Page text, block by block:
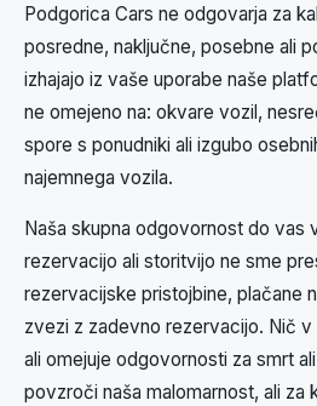
Podgorica Cars ne odgovarja za
posredne, naključne, posebne ali
izhajajo iz vaše uporabe naše
ne omejeno na: okvare vozil,
spore s ponudniki ali izgubo
najemnega vozila.
Naša skupna odgovornost do vas
rezervacijo ali storitvijo ne sme
rezervacijske pristojbine, plačane
zvezi z zadevno rezervacijo. Nič v
ali omejuje odgovornosti za smrt
povzroči naša malomarnost, ali za